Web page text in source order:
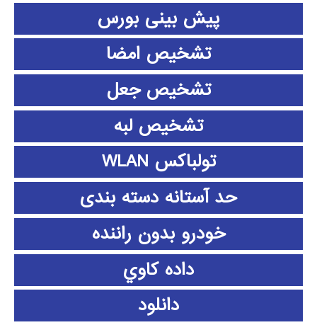
پیش بینی بورس
تشخیص امضا
تشخیص جعل
تشخیص لبه
تولباکس WLAN
حد آستانه دسته بندی
خودرو بدون راننده
داده كاوي
دانلود